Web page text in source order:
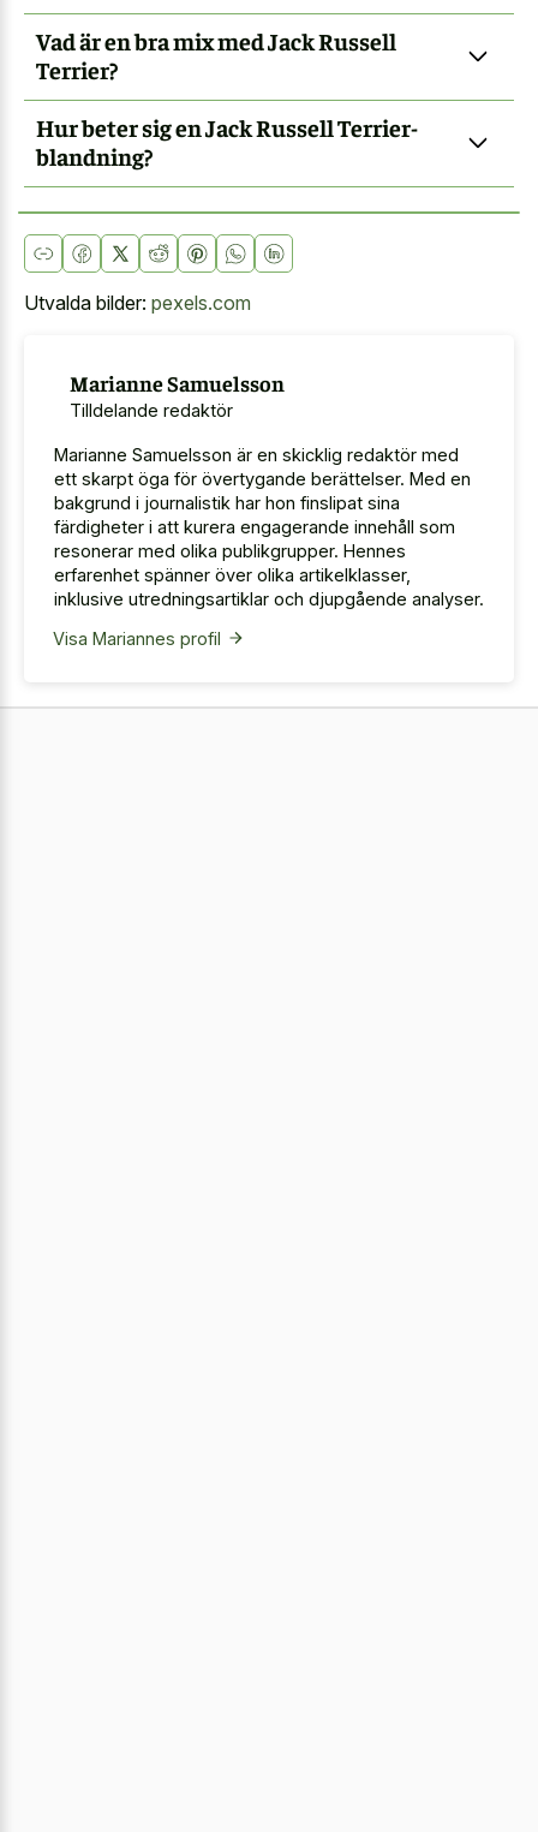
Vad är en bra mix med Jack Russell
Terrier?
Hur beter sig en Jack Russell Terrier-
blandning?
Utvalda bilder: pexels.com
Marianne Samuelsson
Tilldelande redaktör
Marianne Samuelsson är en skicklig redaktör med
ett skarpt öga för övertygande berättelser. Med en
bakgrund i journalistik har hon finslipat sina
färdigheter i att kurera engagerande innehåll som
resonerar med olika publikgrupper. Hennes
erfarenhet spänner över olika artikelklasser,
inklusive utredningsartiklar och djupgående analyser.
Visa Mariannes profil